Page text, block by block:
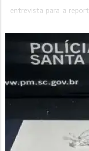
entrevista para a
humor. Francisco só
sonho vinha de muito